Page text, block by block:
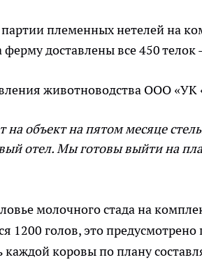
племенных нетелей на
ферму доставлены все 450
животноводства ООО «УК
на объект на пятом месяце
отел. Мы готовы выйти на
молочного стада на
1200 голов, это
каждой коровы по плану